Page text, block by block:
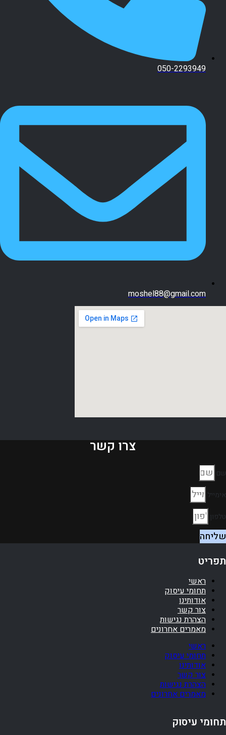
050-2293949
moshel88@gmail.com
צרו קשר
שם
אימייל
טלפון
שליחה
תפריט
ראשי
תחומי עיסוק
אודותינו
צור קשר
הצהרת נגישות
מאמרים אחרונים
ראשי
תחומי עיסוק
אודותינו
צור קשר
הצהרת נגישות
מאמרים אחרונים
תחומי עיסוק